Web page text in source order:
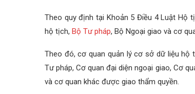
Theo quy định tại Khoản 5 Điều 4 Luật Hộ
hộ tịch, Bộ Tư pháp, Bộ Ngoại giao và cơ
Theo đó, cơ quan quản lý cơ sở dữ liệu hộ
Tư pháp, Cơ quan đại diện ngoại giao, Cơ
và cơ quan khác được giao thẩm quyền.